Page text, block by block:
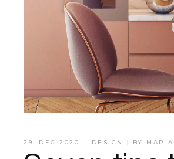
29. DEC 2020. DESIGN BY